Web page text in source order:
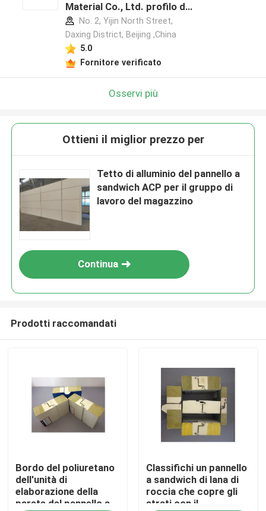
Casa
Prodotti
Material Co., Ltd. profilo del
produttore
No. 2, Yijin North Street,
Daxing District, Beijing ,China
5.0
Fornitore verificato
Osservi più
Ottieni il miglior prezzo per
Tetto di alluminio del pannello a
sandwich ACP per il gruppo di
lavoro del magazzino
Continua
Prodotti raccomandati
Bordo del poliuretano
dell'unità di
elaborazione della
parete del pannello a
Classifichi un pannello
a sandwich di lana di
roccia che copre gli
strati con il